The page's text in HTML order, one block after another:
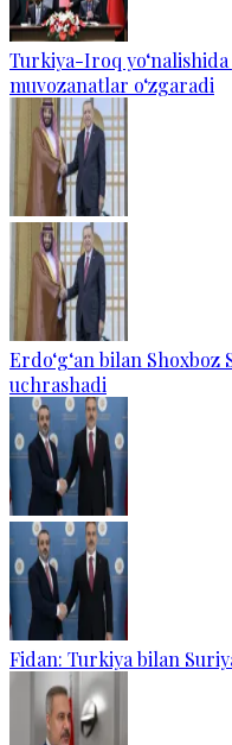
Turkiya-Iroq
muvozanatlar o‘zgaradi
Erdo‘g‘an bilan
uchrashadi
Fidan: Turkiya bilan